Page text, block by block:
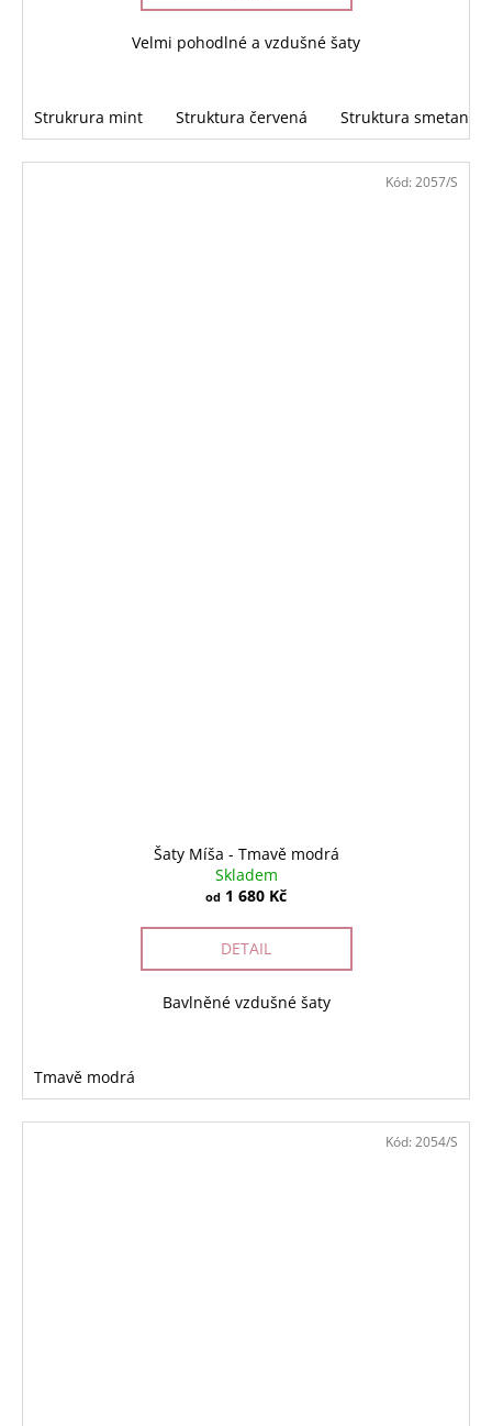
Velmi pohodlné a vzdušné šaty
Strukrura mint Struktura červená Struktura smetana
Šaty Míša - Tmavě modrá
Skladem
od 1 680 Kč
DETAIL
Bavlněné vzdušné šaty
Tmavě modrá
Kód: 2057/S
Kód: 2054/S